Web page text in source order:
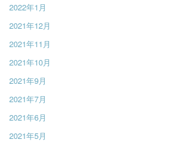
2022年1月
2021年12月
2021年11月
2021年10月
2021年9月
2021年7月
2021年6月
2021年5月